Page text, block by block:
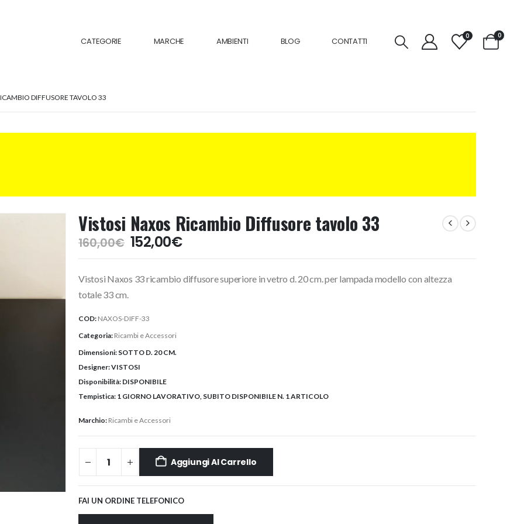
CATEGORIE MARCHE AMBIENTI BLOG CONTATTI
0 0
DIFFUSORE TAVOLO 33
Vistosi Naxos Ricambio Diffusore tavolo 33
160,00€ Il
prezzo
era:
152,00€Il
prezzo
è:
Vistosi Naxos 33 ricambio diffusore superiore in vetro d. 20 cm. per lampada modello con altezza
totale 33 cm.
COD: NAXOS-DIFF-33
Categoria: Ricambi e Accessori
Dimensioni: SOTTO D. 20 CM.
Designer:VISTOSI
Disponibilità: DISPONIBILE
Tempistica: 1 GIORNO LAVORATIVO, SUBITO DISPONIBILE N. 1 ARTICOLO
Marchio: Ricambi e Accessori
Aggiungi Al Carrello
FAI UN ORDINE TELEFONICO